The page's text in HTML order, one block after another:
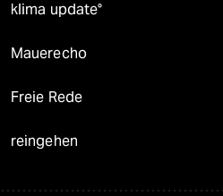
klima update°
Mauerecho
Freie Rede
reingehen